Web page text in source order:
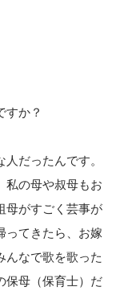
すか？
だったんです。
私の母や叔母もお
母がすごく芸事が
ってきたら、お嫁
んなで歌を歌った
保母（保育士）だ